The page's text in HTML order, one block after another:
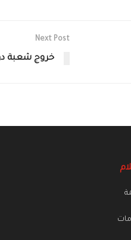
Next Post
خروج شعبة